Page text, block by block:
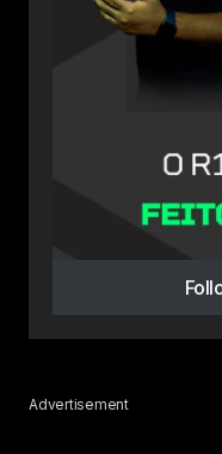
Advertisement